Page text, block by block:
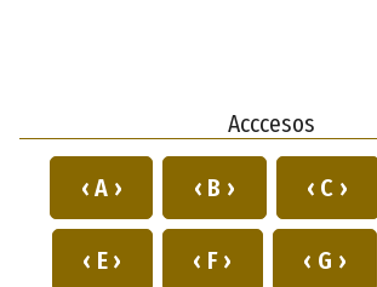
Acccesos
‹ A › ‹ B › ‹ C ›
‹ E › ‹ F › ‹ G ›